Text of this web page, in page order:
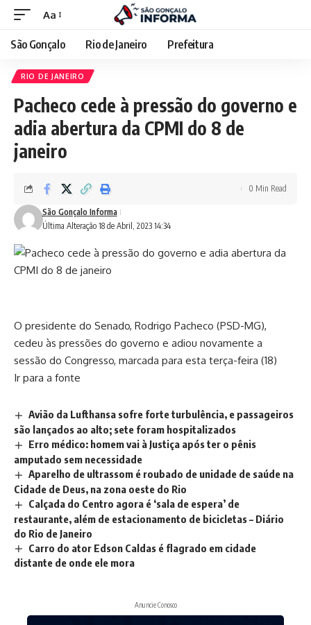
Aa
São Gonçalo Rio de Janeiro Prefeitura
RIO DE JANEIRO
Pacheco cede à pressão do governo e
adia abertura da CPMI do 8 de
janeiro
Última Alteração 18 de Abril, 2023 14:34
São Gonçalo Informa
0 Min Read
O presidente do Senado, Rodrigo Pacheco (PSD-MG),
cedeu às pressões do governo e adiou novamente a
sessão do Congresso, marcada para esta terça-feira (18)
Ir para a fonte
Avião da Lufthansa sofre forte turbulência, e passageiros
são lançados ao alto; sete foram hospitalizados
Erro médico: homem vai à Justiça após ter o pênis
amputado sem necessidade
Aparelho de ultrassom é roubado de unidade de saúde na
Cidade de Deus, na zona oeste do Rio
Calçada do Centro agora é ‘sala de espera’ de
restaurante, além de estacionamento de bicicletas – Diário
do Rio de Janeiro
Carro do ator Edson Caldas é flagrado em cidade
distante de onde ele mora
Anuncie Conosco